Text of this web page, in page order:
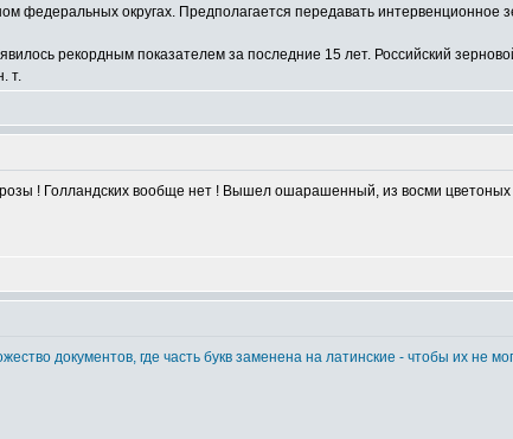
федеральных округах. Предполагается передавать интервенционное
рекордным показателем за последние 15 лет. Российский
т.
! Голландских вообще нет ! Вышел ошарашенный, из восми цветоных
документов, где часть букв заменена на латинские - чтобы их не